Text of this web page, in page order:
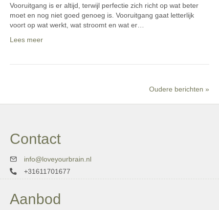
Vooruitgang is er altijd, terwijl perfectie zich richt op wat beter
moet en nog niet goed genoeg is. Vooruitgang gaat letterlijk
voort op wat werkt, wat stroomt en wat er…
Lees meer
Oudere berichten »
Contact
info@loveyourbrain.nl
+31611701677
Aanbod